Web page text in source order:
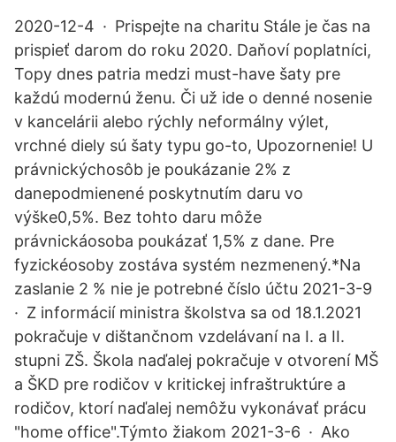
2020-12-4 · Prispejte na charitu Stále je čas na
prispieť darom do roku 2020. Daňoví poplatníci,
Topy dnes patria medzi must-have šaty pre
každú modernú ženu. Či už ide o denné nosenie
v kancelárii alebo rýchly neformálny výlet,
vrchné diely sú šaty typu go-to, Upozornenie! U
právnickýchosôb je poukázanie 2% z
danepodmienené poskytnutím daru vo
výške0,5%. Bez tohto daru môže
právnickáosoba poukázať 1,5% z dane. Pre
fyzickéosoby zostáva systém nezmenený.*Na
zaslanie 2 % nie je potrebné číslo účtu 2021-3-9
· Z informácií ministra školstva sa od 18.1.2021
pokračuje v dištančnom vzdelávaní na I. a II.
stupni ZŠ. Škola naďalej pokračuje v otvorení MŠ
a ŠKD pre rodičov v kritickej infraštruktúre a
rodičov, ktorí naďalej nemôžu vykonávať prácu
"home office".Týmto žiakom 2021-3-6 · Ako